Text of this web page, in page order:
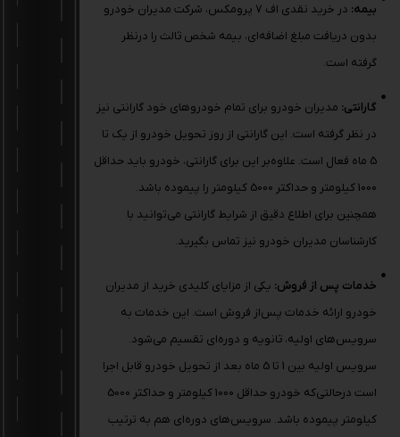
بیمه:
در خرید نقدی اف 7 پرومکس، شرکت مدیران خودرو
بدون دریافت مبلغ اضافه‌ای، بیمه شخص ثالث را درنظر
گرفته است.
گارانتی: مدیران خودرو برای تمام خودروهای خود گارانتی نیز
در نظر گرفته است. این گارانتی از روز تحویل خودرو از یک تا
5 ماه فعال است. علاوه‌بر این برای گارانتی، خودرو باید حداقل
1000 کیلومتر و حداکثر 5000 کیلومتر را پیموده باشد.
همچنین برای اطلاع دقیق از شرایط گارانتی می‌توانید با
کارشناسان مدیران خودرو نیز تماس بگیرید.
خدمات پس‌ از فروش: یکی از مزایای کلیدی خرید از مدیران
خودرو ارائه خدمات پس‌از فروش است. این خدمات به
سرویس‌های اولیه، ثانویه و دوره‌ای تقسیم می‌شود.
سرویس اولیه بین 1 تا 5 ماه بعد از تحویل خودرو قابل اجرا
است درحالتی‌که خودرو حداقل 1000 کیلومتر و حداکثر 5000
کیلومتر پیموده باشد. سرویس‌های دوره‌ای هم به ترتیب